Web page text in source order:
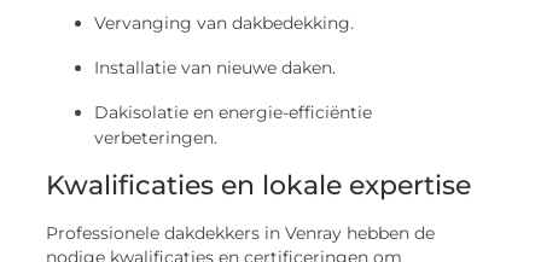
Vervanging van dakbedekking.
Installatie van nieuwe daken.
Dakisolatie en energie-efficiëntie
verbeteringen.
Kwalificaties en lokale expertise
Professionele dakdekkers in Venray hebben de
nodige kwalificaties en certificeringen om